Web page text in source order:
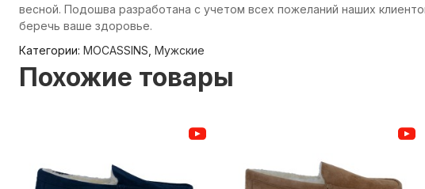
весной. Подошва разработана с учетом всех пожеланий наших
беречь ваше здоровье.
Категории: MOCASSINS Мужские
Похожие товары